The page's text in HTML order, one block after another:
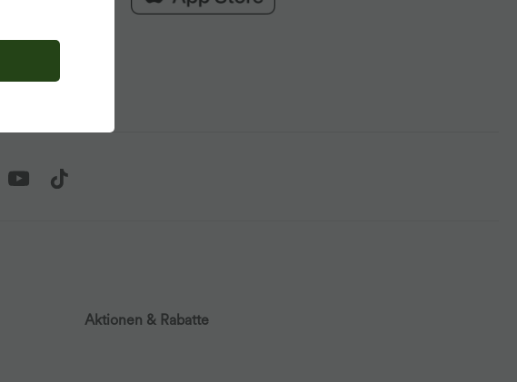
Aktionen & Rabatte